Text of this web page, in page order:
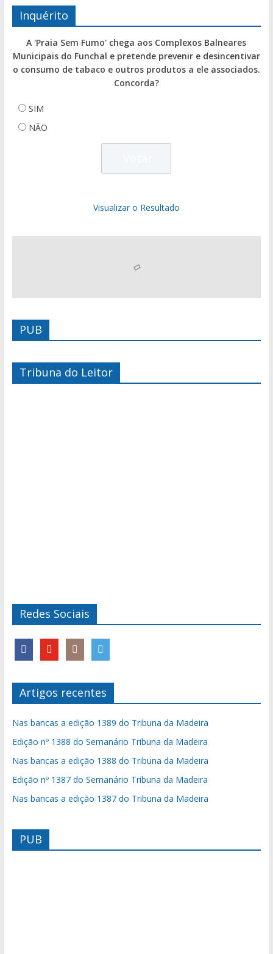
Inquérito
A 'Praia Sem Fumo' chega aos Complexos Balneares
Municipais do Funchal e pretende prevenir e desincentivar
o consumo de tabaco e outros produtos a ele associados.
Concorda?
SIM
NÃO
Visualizar o Resultado
PUB
Tribuna do Leitor
Redes Sociais
Artigos recentes
Nas bancas a edição 1389 do Tribuna da Madeira
Edição nº 1388 do Semanário Tribuna da Madeira
Nas bancas a edição 1388 do Tribuna da Madeira
Edição nº 1387 do Semanário Tribuna da Madeira
Nas bancas a edição 1387 do Tribuna da Madeira
PUB